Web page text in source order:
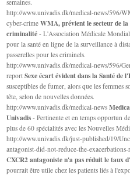
semaines.
http://www.univadis.dk/medical-news/596/
cyber-crimeWMA, prévient le secteur de la
criminalité - L'Association Médicale
pour la santé en ligne de la surveillance à
passerelles pour les criminels.
http://www.univadis.dk/medical-news/596/
reportSexe écart évident dans la Santé de
susceptibles de fumer, alors que les femmes
tête, selon de nouvelles données.
http://www.univadis.dk/medical-news
Univadis - Pertinente et en temps opportun
plus de 60 spécialités avec les Nouvelles
http://www.univadis.dk/just-published/19/
antagonist-did-not-reduce-the-
CXCR2 antagoniste n'a pas réduit le taux
pourrait être utile chez les patients liés à